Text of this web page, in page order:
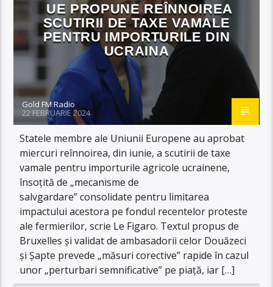
UE PROPUNE REÎNNOIREA
SCUTIRII DE TAXE VAMALE
PENTRU IMPORTURILE DIN
UCRAINA
Gold FM Radio
22 FEBRUARIE 2024
Statele membre ale Uniunii Europene au aprobat
miercuri reînnoirea, din iunie, a scutirii de taxe
vamale pentru importurile agricole ucrainene,
însoțită de „mecanisme de
salvgardare” consolidate pentru limitarea
impactului acestora pe fondul recentelor proteste
ale fermierilor, scrie Le Figaro. Textul propus de
Bruxelles și validat de ambasadorii celor Douăzeci
și Șapte prevede „măsuri corective” rapide în cazul
unor „perturbari semnificative” pe piață, iar […]